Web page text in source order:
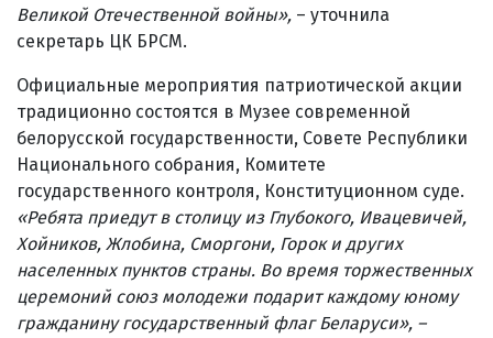
Великой Отечественной войны», – уточнила
секретарь ЦК БРСМ.
Официальные мероприятия патриотической акции
традиционно состоятся в Музее современной
белорусской государственности, Совете Республики
Национального собрания, Комитете
государственного контроля, Конституционном суде.
«Ребята приедут в столицу из Глубокого, Ивацевичей,
Хойников, Жлобина, Сморгони, Горок и других
населенных пунктов страны. Во время торжественных
церемоний союз молодежи подарит каждому юному
гражданину государственный флаг Беларуси», –